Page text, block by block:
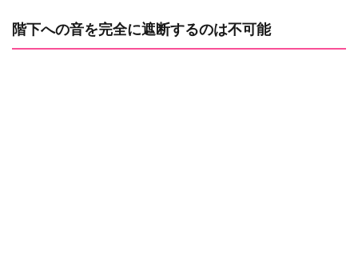
階下への音を完全に遮断するのは不可能